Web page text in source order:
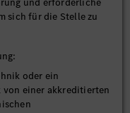
von elektrischen und
Benz Fahrzeugen.
Nutzung der
die für die
sich für die Stelle zu
oder ein
einer akkreditierten